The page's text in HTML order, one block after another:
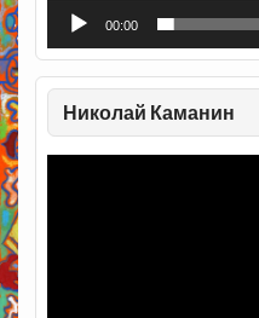
00:00
Николай Каманин
Видеоплеер